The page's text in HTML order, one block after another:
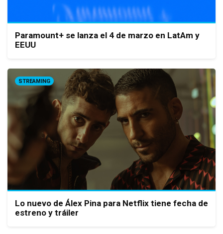
Paramount+ se lanza el 4 de marzo en LatAm y
EEUU
STREAMING
Lo nuevo de Álex Pina para Netflix tiene fecha de
estreno y tráiler